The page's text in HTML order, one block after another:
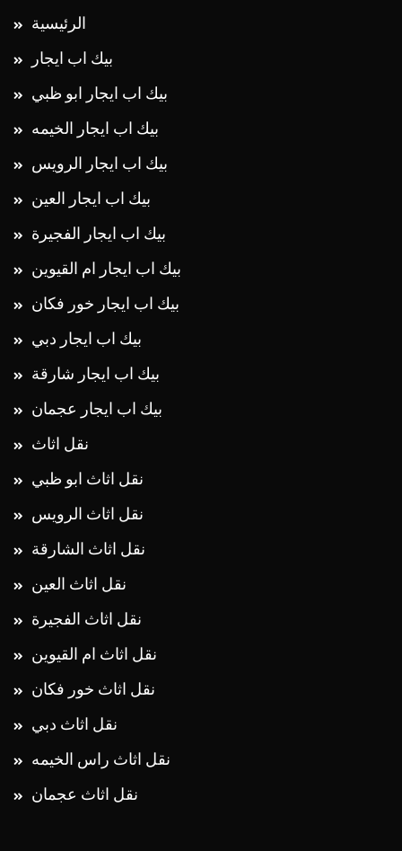
الرئيسية
بيك اب ايجار
بيك اب ايجار ابو ظبي
بيك اب ايجار الخيمه
بيك اب ايجار الرويس
بيك اب ايجار العين
بيك اب ايجار الفجيرة
بيك اب ايجار ام القيوين
بيك اب ايجار خور فكان
بيك اب ايجار دبي
بيك اب ايجار شارقة
بيك اب ايجار عجمان
نقل اثاث
نقل اثاث ابو ظبي
نقل اثاث الرويس
نقل اثاث الشارقة
نقل اثاث العين
نقل اثاث الفجيرة
نقل اثاث ام القيوين
نقل اثاث خور فكان
نقل اثاث دبي
نقل اثاث راس الخيمه
نقل اثاث عجمان